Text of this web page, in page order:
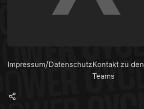
Impressum/DatenschutzKontakt zu den
Teams